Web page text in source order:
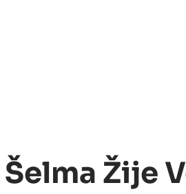
Žije